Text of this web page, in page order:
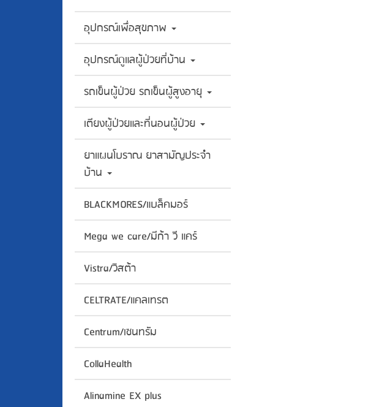
อุปกรณ์เพื่อสุขภาพ
อุปกรณ์ดูแลผู้ป่วยที่บ้าน
รถเข็นผู้ป่วย รถเข็นผู้สูงอายุ
เตียงผู้ป่วยและที่นอนผู้ป่วย
ยาแผนโบราณ ยาสามัญประจำ
บ้าน
BLACKMORES/แบล็คมอร์
Mega we care/มีก้า วี แคร์
Vistra/วิสต้า
CELTRATE/แคลเทรต
Centrum/เซนทรัม
CollaHealth
Alinamine EX plus